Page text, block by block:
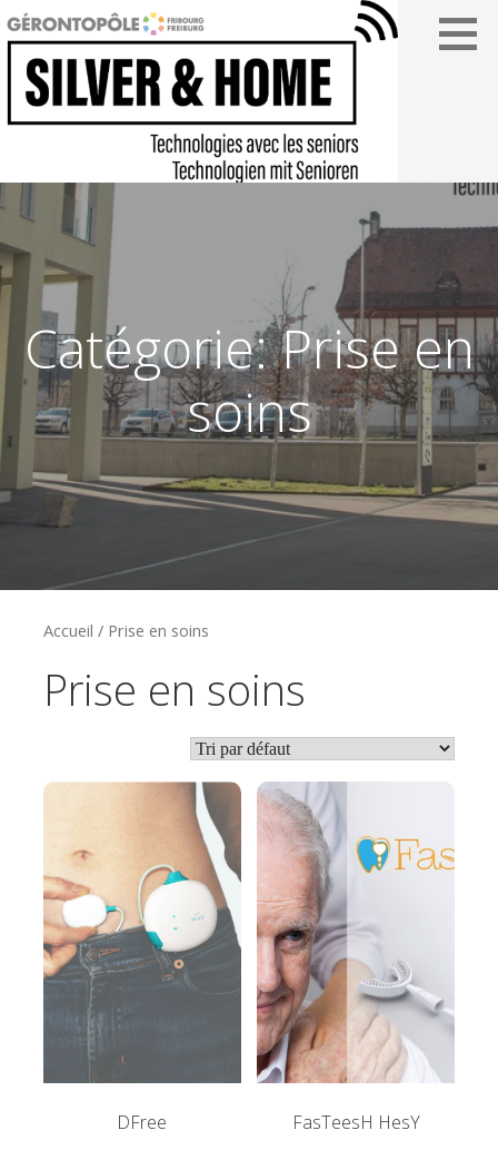
Passer
au
contenu
SILVER&HOME
Catégorie: Prise en
soins
Accueil / Prise en soins
Prise en soins
DFree FasTeesH HesY